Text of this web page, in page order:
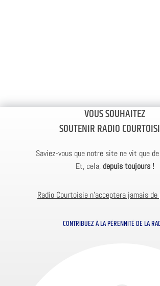
VOUS SOUHAITEZ
SOUTENIR RADIO
Saviez-vous que notre site ne vit que
Et, cela, depuis toujours !
Radio Courtoisie n’acceptera jamais
CONTRIBUEZ À LA PÉRENNITÉ DE LA